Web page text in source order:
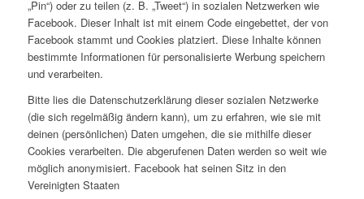
„Pin“) oder zu teilen (z. B. „Tweet“) in sozialen Netzwerken wie
Facebook. Dieser Inhalt ist mit einem Code eingebettet, der von
Facebook stammt und Cookies platziert. Diese Inhalte können
bestimmte Informationen für personalisierte Werbung speichern
und verarbeiten.
Bitte lies die Datenschutzerklärung dieser sozialen Netzwerke
(die sich regelmäßig ändern kann), um zu erfahren, wie sie mit
deinen (persönlichen) Daten umgehen, die sie mithilfe dieser
Cookies verarbeiten. Die abgerufenen Daten werden so weit wie
möglich anonymisiert. Facebook hat seinen Sitz in den
Vereinigten Staaten